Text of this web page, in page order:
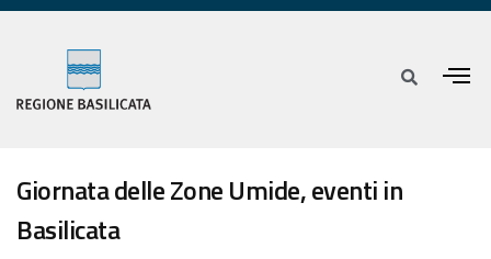
Giornata delle Zone Umide, eventi in
Basilicata